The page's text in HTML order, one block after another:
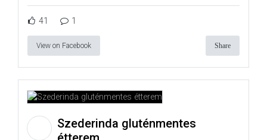
41 1
View on Facebook Share
Szederinda gluténmentes